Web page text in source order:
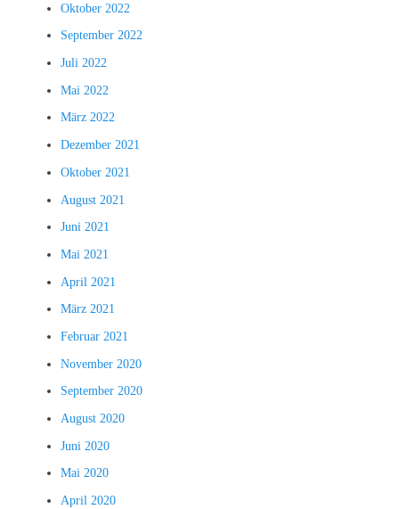
Oktober 2022
September 2022
Juli 2022
Mai 2022
März 2022
Dezember 2021
Oktober 2021
August 2021
Juni 2021
Mai 2021
April 2021
März 2021
Februar 2021
November 2020
September 2020
August 2020
Juni 2020
Mai 2020
April 2020